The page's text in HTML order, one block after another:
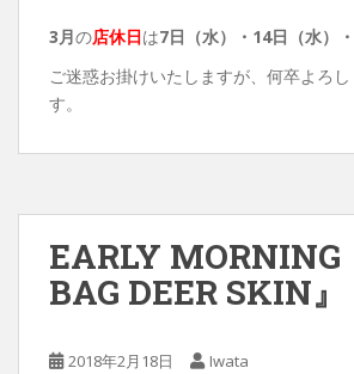
3月の店休日は7日（水）・ 14日（水）
ご迷惑お掛けいたしますが、何卒よろ
す。
EARLY MORNING
BAG DEER SKIN』
2018年2月18日 Iwata